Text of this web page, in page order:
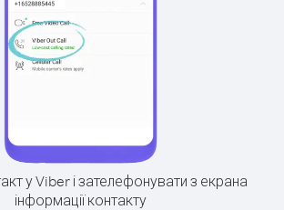
у Viber і зателефонувати з екрана
інформації контакту